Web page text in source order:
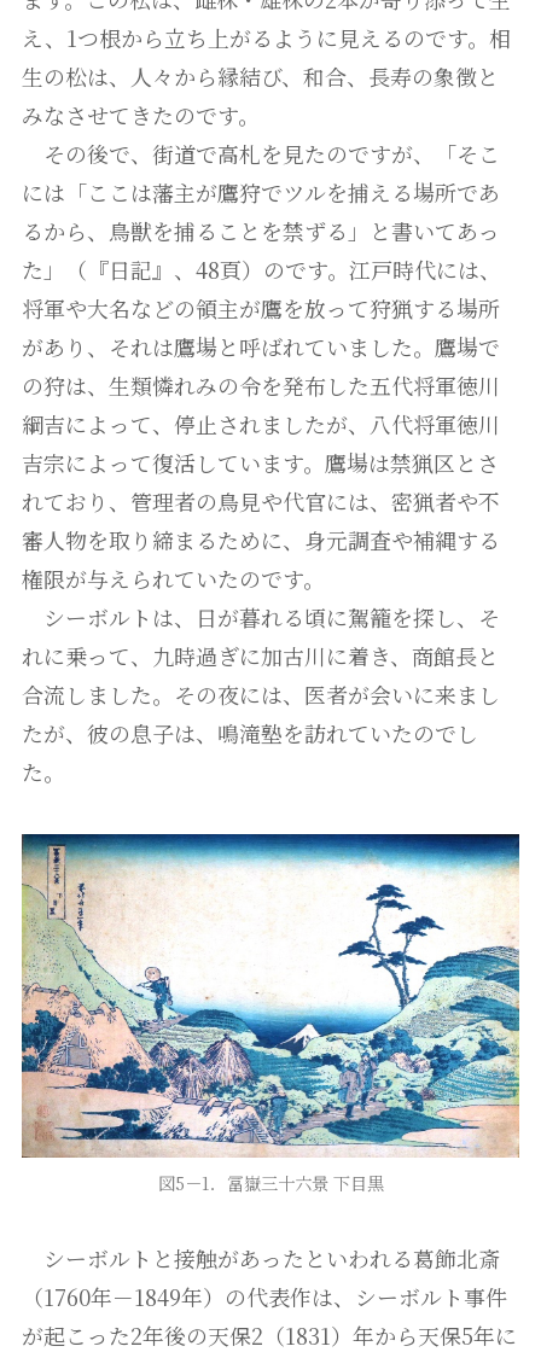
え、1つ根から立ち上がるように見えるのです。相
生の松は、人々から縁結び、和合、長寿の象徴と
みなさせてきたのです。
その後で、街道で高札を見たのですが、「そこ
には「ここは藩主が鷹狩でツルを捕える場所であ
るから、鳥獣を捕ることを禁ずる」と書いてあっ
た」（『日記』、48頁）のです。江戸時代には、
将軍や大名などの領主が鷹を放って狩猟する場所
があり、それは鷹場と呼ばれていました。鷹場で
の狩は、生類憐れみの令を発布した五代将軍徳川
綱吉によって、停止されましたが、八代将軍徳川
吉宗によって復活しています。鷹場は禁猟区とさ
れており、管理者の鳥見や代官には、密猟者や不
審人物を取り締まるために、身元調査や補縄する
権限が与えられていたのです。
シーボルトは、日が暮れる頃に駕籠を探し、そ
れに乗って、九時過ぎに加古川に着き、商館長と
合流しました。その夜には、医者が会いに来まし
たが、彼の息子は、鳴滝塾を訪れていたのでし
た。
図5－1．冨嶽三十六景 下目黒
シーボルトと接触があったといわれる葛飾北斎
（1760年－1849年）の代表作は、シーボルト事件
が起こった2年後の天保2（1831）年から天保5年に